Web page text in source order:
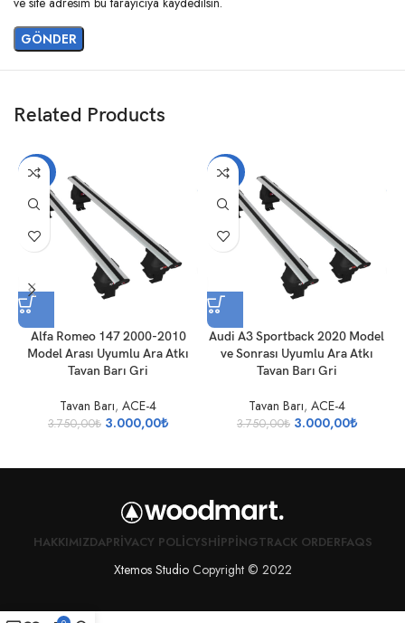
Related Products
-20%
Alfa Romeo 147 2000-2010
Model Arası Uyumlu Ara Atkı
Tavan Barı Gri
Tavan Barı, ACE-4
3.750,00₺ 3.000,00₺
-20%
Audi A3 Sportback 2020 Model
ve Sonrası Uyumlu Ara Atkı
Tavan Barı Gri
Tavan Barı, ACE-4
3.750,00₺ 3.000,00₺
HAKKIMIZDAPRIVACY POLICYSHIPPINGTRACK ORDERFAQS
Xtemos StudioCopyright © 2022